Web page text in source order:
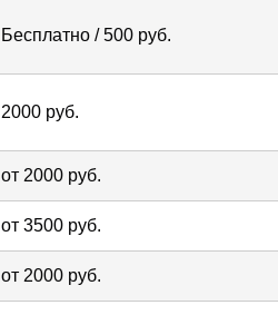
Бесплатно / 500 руб.
2000 руб.
от 2000 руб.
от 3500 руб.
от 2000 руб.